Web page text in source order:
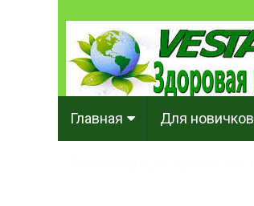
Главная Для новичков